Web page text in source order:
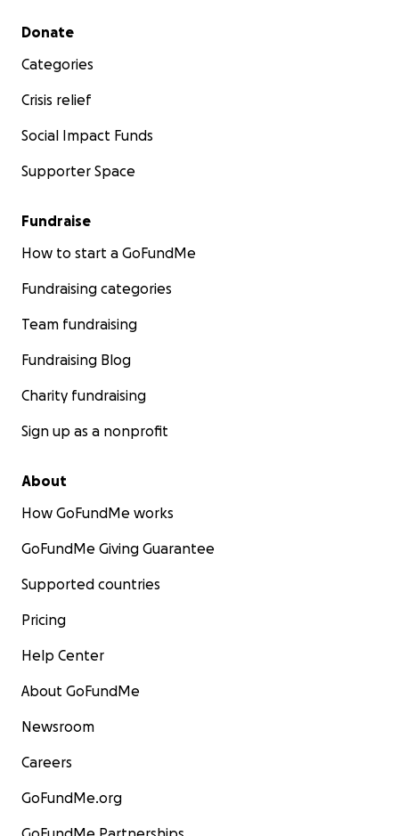
Secondary menu
Donate
Categories
Crisis relief
Social Impact Funds
Supporter Space
Fundraise
How to start a GoFundMe
Fundraising categories
Team fundraising
Fundraising Blog
Charity fundraising
Sign up as a nonprofit
About
How GoFundMe works
GoFundMe Giving Guarantee
Supported countries
Pricing
Help Center
About GoFundMe
Newsroom
Careers
GoFundMe.org